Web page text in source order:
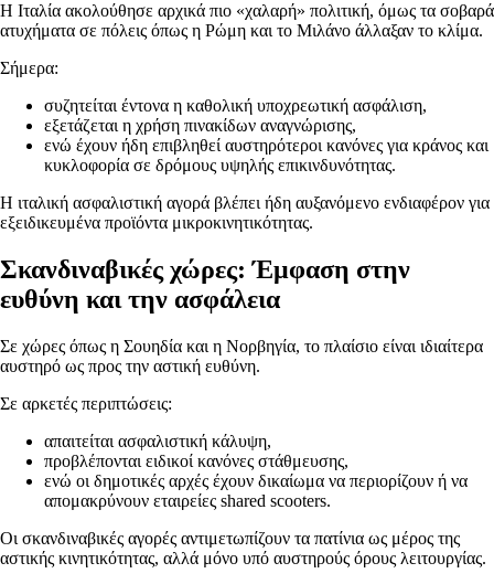
Η Ιταλία ακολούθησε αρχικά πιο «χαλαρή» πολιτική, όμως τα σοβαρά
ατυχήματα σε πόλεις όπως η Ρώμη και το Μιλάνο άλλαξαν το κλίμα.
Σήμερα:
συζητείται έντονα η καθολική υποχρεωτική ασφάλιση,
εξετάζεται η χρήση πινακίδων αναγνώρισης,
ενώ έχουν ήδη επιβληθεί αυστηρότεροι κανόνες για κράνος και
κυκλοφορία σε δρόμους υψηλής επικινδυνότητας.
Η ιταλική ασφαλιστική αγορά βλέπει ήδη αυξανόμενο ενδιαφέρον για
εξειδικευμένα προϊόντα μικροκινητικότητας.
Σκανδιναβικές χώρες: Έμφαση στην
ευθύνη και την ασφάλεια
Σε χώρες όπως η Σουηδία και η Νορβηγία, το πλαίσιο είναι ιδιαίτερα
αυστηρό ως προς την αστική ευθύνη.
Σε αρκετές περιπτώσεις:
απαιτείται ασφαλιστική κάλυψη,
προβλέπονται ειδικοί κανόνες στάθμευσης,
ενώ οι δημοτικές αρχές έχουν δικαίωμα να περιορίζουν ή να
απομακρύνουν εταιρείες shared scooters.
Οι σκανδιναβικές αγορές αντιμετωπίζουν τα πατίνια ως μέρος της
αστικής κινητικότητας, αλλά μόνο υπό αυστηρούς όρους λειτουργίας.